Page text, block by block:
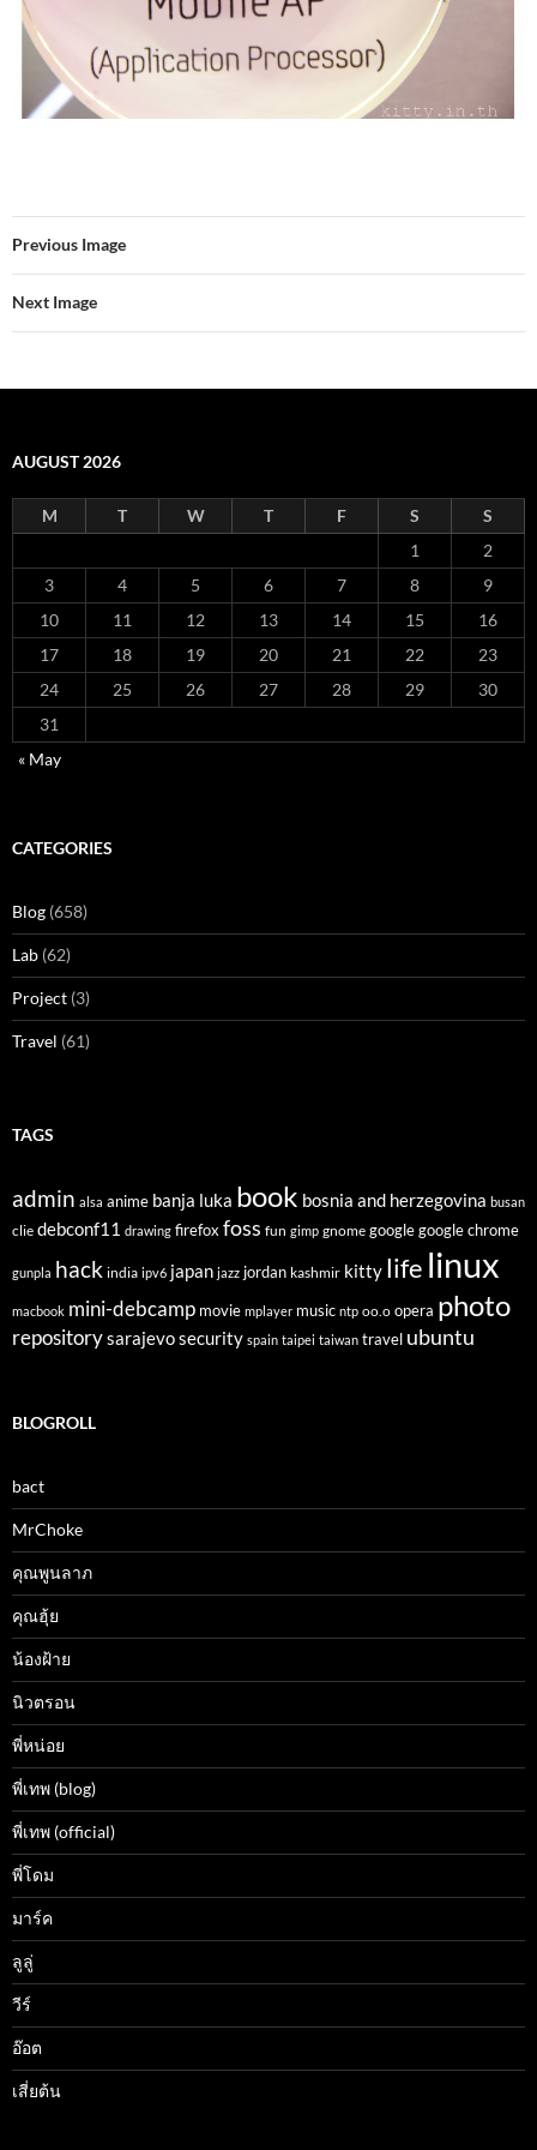
Previous Image
Next Image
AUGUST 2026
M T W T F S
S
1
2
3
4 5 6 7 8
9
10
11 12 13 14 15
16
17
18 19 20 21 22
23
24
25 26 27 28 29
30
31
« May
CATEGORIES
Blog (658)
Lab (62)
Project (3)
Travel (61)
TAGS
admin alsa anime banja luka book bosnia and herzegovina busan
clie debconf11 drawing firefox foss fun gimp gnome google google chrome
gunpla hack india ipv6 japan jazz jordan kashmir kitty life linux
macbook mini-debcamp movie mplayer music ntp oo.o opera photo
repositorysarajevosecurity spain taipei taiwan travel ubuntu
BLOGROLL
bact
MrChoke
คุณพูนลาภ
คุณฮุ้ย
น้องฝ้าย
นิวตรอน
พี่หน่อย
พี่เทพ (blog)
พี่เทพ (official)
พี่โดม
มาร์ค
ลูลู่
วีร์
อ๊อต
เสี่ยต้น